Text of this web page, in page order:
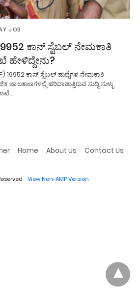
JOB
19952 ಕಾನ್ ಸ್ಟೆಬಲ್ ನೇಮಕಾತಿ
ಹೇಳಿದ್ದೇನು?
19952 ಕಾನ್ ಸ್ಟೆಬಲ್ ಹುದ್ದೆಗಳ ನೇಮಕಾತಿ
ಹರಿದಾಡುತ್ತಿರುವ ಸುದ್ದಿ ಸುಳ್ಳು
Home About Us Contact Us
View Non-AMP Version